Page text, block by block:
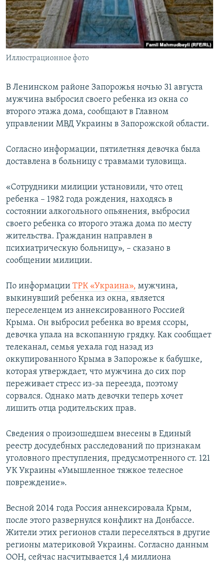
ПОБЕДИТЕЛЕЙ НЕ СУДЯТ?
КРЫМ.НЕПОКОРЕННЫЙ
ELIFBE
УКРАИНСКАЯ ПРОБЛЕМА КРЫМА
ПРИСОЕДИНЯЙТЕСЬ!
Иллюстрационное фото
В Ленинском районе Запорожья ночью 31 августа
мужчина выбросил своего ребенка из окна со
второго этажа дома, сообщают в Главном
управлении МВД Украины в Запорожской области.
Согласно информации, пятилетняя девочка была
доставлена в больницу с травмами туловища.
«Сотрудники милиции установили, что отец
ребенка – 1982 года рождения, находясь в
состоянии алкогольного опьянения, выбросил
своего ребенка со второго этажа дома по месту
жительства. Гражданин направлен в
психиатрическую больницу», – сказано в
сообщении милиции.
По информации ТРК «Украина», мужчина,
выкинувший ребенка из окна, является
переселенцем из аннексированного Россией
Крыма. Он выбросил ребенка во время ссоры,
девочка упала на вскопанную грядку. Как сообщает
телеканал, семья уехала год назад из
оккупированного Крыма в Запорожье к бабушке,
которая утверждает, что мужчина до сих пор
переживает стресс из-за переезда, поэтому
сорвался. Однако мать девочки теперь хочет
лишить отца родительских прав.
Сведения о произошедшем внесены в Единый
реестр досудебных расследований по признакам
уголовного преступления, предусмотренного ст. 121
УК Украины «Умышленное тяжкое телесное
повреждение».
Весной 2014 года Россия аннексировала Крым,
после этого развернулся конфликт на Донбассе.
Жители этих регионов стали переселяться в другие
регионы материковой Украины. Согласно данным
ООН, сейчас насчитывается 1,4 миллиона